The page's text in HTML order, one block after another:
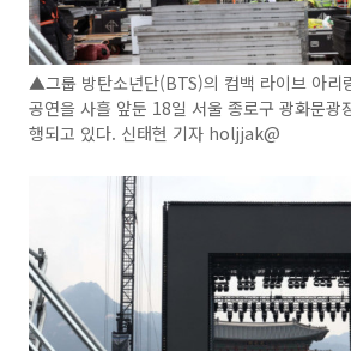
▲그룹 방탄소년단(BTS)의 컴백 라이브 아리
공연을 사흘 앞둔 18일 서울 종로구 광화문광
행되고 있다. 신태현 기자 holjjak@